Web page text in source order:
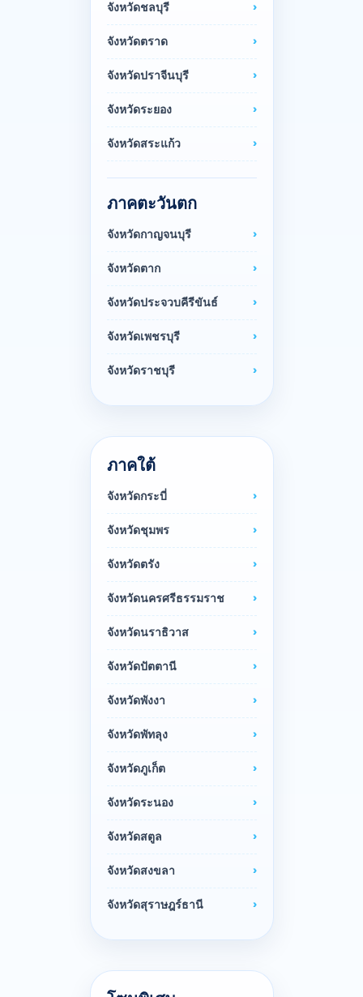
จังหวัดชลบุรี
จังหวัดตราด
จังหวัดปราจีนบุรี
จังหวัดระยอง
จังหวัดสระแก้ว
ภาคตะวันตก
จังหวัดกาญจนบุรี
จังหวัดตาก
จังหวัดประจวบคีรีขันธ์
จังหวัดเพชรบุรี
จังหวัดราชบุรี
ภาคใต้
จังหวัดกระบี่
จังหวัดชุมพร
จังหวัดตรัง
จังหวัดนครศรีธรรมราช
จังหวัดนราธิวาส
จังหวัดปัตตานี
จังหวัดพังงา
จังหวัดพัทลุง
จังหวัดภูเก็ต
จังหวัดระนอง
จังหวัดสตูล
จังหวัดสงขลา
จังหวัดสุราษฎร์ธานี